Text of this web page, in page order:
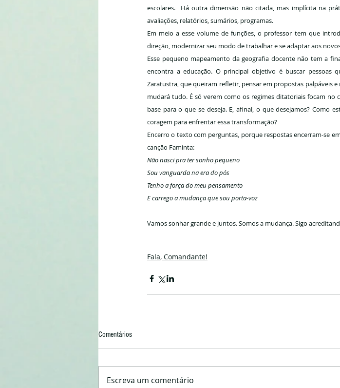
escolares.  Há outra dimensão não citada, mas implícita na
avaliações, relatórios, sumários, programas.
Em meio a esse volume de funções, o professor tem que
direção, modernizar seu modo de trabalhar e se adaptar aos
Esse pequeno mapeamento da geografia docente não tem a
encontra a educação. O principal objetivo é buscar pessoas
Zaratustra, que queiram refletir, pensar em propostas palpáveis
mudará tudo. É só verem como os regimes ditatoriais focam no
base para o que se deseja. E, afinal, o que desejamos? Como
coragem para enfrentar essa transformação?
Encerro o texto com perguntas, porque respostas encerram-se
canção Faminta:
Não nasci pra ter sonho pequeno
Sou vanguarda na era do pós
Tenho a força do meu pensamento
E carrego a mudança que sou porta-voz
Vamos sonhar grande e juntos. Somos a mudança. Sigo
Fala, Comandante!
Comentários
Escreva um comentário